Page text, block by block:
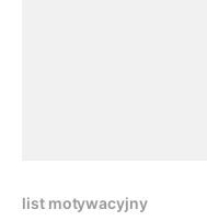
list motywacyjny